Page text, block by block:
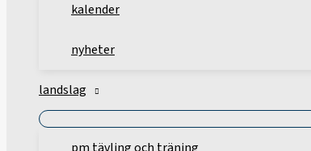
kalender
nyheter
landslag